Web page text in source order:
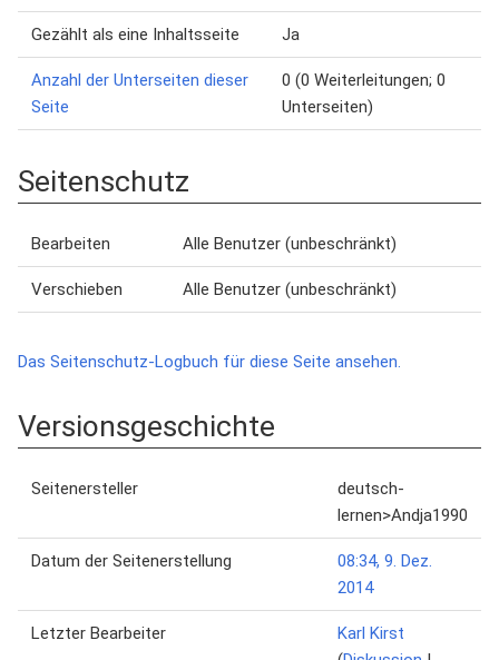
Gezählt als eine Inhaltsseite Ja
Anzahl der Unterseiten dieser
Seite
0 (0 Weiterleitungen; 0
Unterseiten)
Seitenschutz
Bearbeiten Alle Benutzer (unbeschränkt)
Verschieben Alle Benutzer (unbeschränkt)
Das Seitenschutz-Logbuch für diese Seite ansehen.
Versionsgeschichte
Seitenersteller
deutsch-
lernen>Andja1990
Datum der Seitenerstellung
08:34, 9. Dez.
2014
Letzter Bearbeiter
Karl Kirst